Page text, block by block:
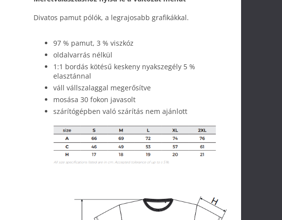
Divatos pamut pólók, a legrajosabb grafikákkal.
97 % pamut, 3 % viszkóz
oldalvarrás nélkül
1:1 bordás kötésű keskeny nyakszegély 5 %
elasztánnal
váll vállszalaggal megerősítve
mosása 30 fokon javasolt
szárítógépben való szárítás nem ajánlott